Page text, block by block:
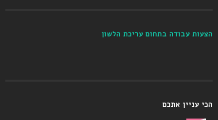
הצעות עבודה בתחום עריכת הלשון
הכי עניין אתכם